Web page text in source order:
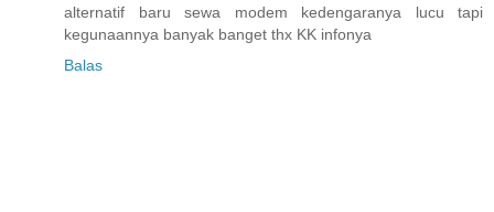
alternatif baru sewa modem kedengaranya lucu tapi
kegunaannya banyak banget thx KK infonya
Balas